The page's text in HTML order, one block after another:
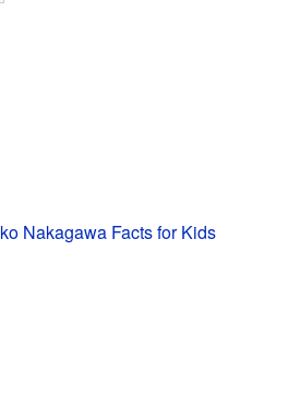
Nakagawa Facts for Kids